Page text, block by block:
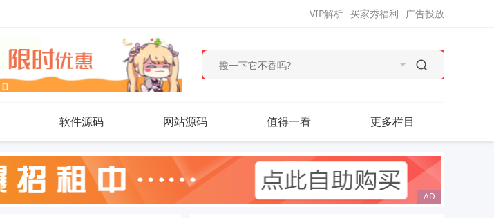
广告投放
买家秀福利
VIP解析
软件源码 网站源码 值得一看 更多栏目